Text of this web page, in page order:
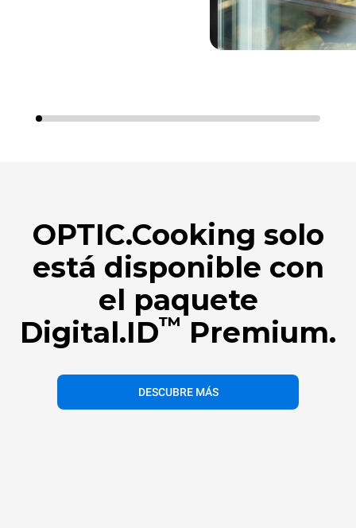
OPTIC.Cooking solo
está disponible con
el paquete
Digital.ID™ Premium.
DESCUBRE MÁS